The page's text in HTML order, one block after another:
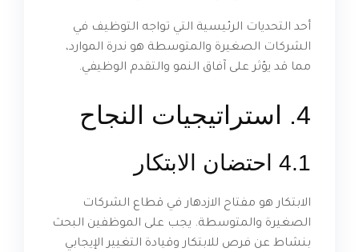
أحد التحديات الرئيسية التي تواجه التوظيف في
الشركات الصغيرة والمتوسطة هو ندرة الموارد،
مما قد يؤثر على آفاق النمو والتقدم الوظيفي.
4. استراتيجيات النجاح
4.1 احتضان الابتكار
الابتكار هو مفتاح الازدهار في قطاع الشركات
الصغيرة والمتوسطة. يجب على الموظفين البحث
بنشاط عن فرص للابتكار وقيادة التغيير الإيجابي